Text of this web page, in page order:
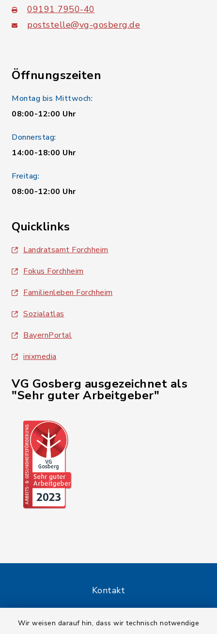
Wir weisen darauf hin, dass wir technisch notwendige
09191 7950-40
poststelle@vg-gosberg.de
Öffnungszeiten
Montag bis Mittwoch:
08:00-12:00 Uhr
Donnerstag:
14:00-18:00 Uhr
Freitag:
08:00-12:00 Uhr
Quicklinks
Landratsamt Forchheim
Fokus Forchheim
Familienleben Forchheim
Sozialatlas
BayernPortal
inixmedia
VG Gosberg ausgezeichnet als
"Sehr guter Arbeitgeber"
Kontakt